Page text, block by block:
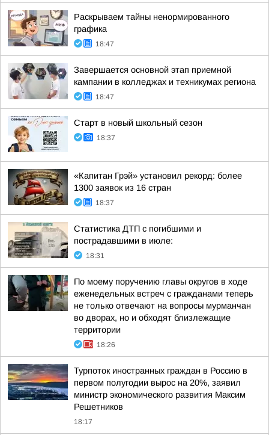
Раскрываем тайны ненормированного
графика
18:47
Завершается основной этап приемной
кампании в колледжах и техникумах региона
18:47
Старт в новый школьный сезон
18:37
«Капитан Грэй» установил рекорд: более
1300 заявок из 16 стран
18:37
Статистика ДТП с погибшими и
пострадавшими в июле:
18:31
По моему поручению главы округов в ходе
еженедельных встреч с гражданами теперь
не только отвечают на вопросы мурманчан
во дворах, но и обходят близлежащие
территории
18:26
Турпоток иностранных граждан в Россию в
первом полугодии вырос на 20%, заявил
министр экономического развития Максим
Решетников
18:17